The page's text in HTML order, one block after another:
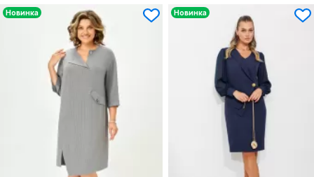
Новинка Новинка